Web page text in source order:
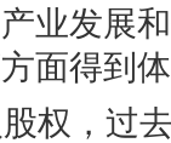
业发展
面得到
权，过